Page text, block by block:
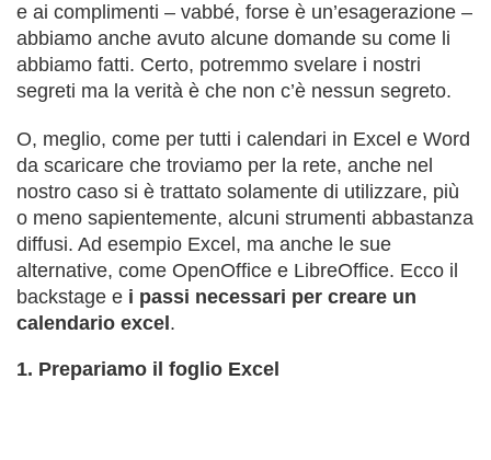
e ai complimenti – vabbé, forse è un’esagerazione –
abbiamo anche avuto alcune domande su come li
abbiamo fatti. Certo, potremmo svelare i nostri
segreti ma la verità è che non c’è nessun segreto.
O, meglio, come per tutti i calendari in Excel e Word
da scaricare che troviamo per la rete, anche nel
nostro caso si è trattato solamente di utilizzare, più
o meno sapientemente, alcuni strumenti abbastanza
diffusi. Ad esempio Excel, ma anche le sue
alternative, come OpenOffice e LibreOffice. Ecco il
backstage e i passi necessari per creare un
calendario excel .
1. Prepariamo il foglio Excel